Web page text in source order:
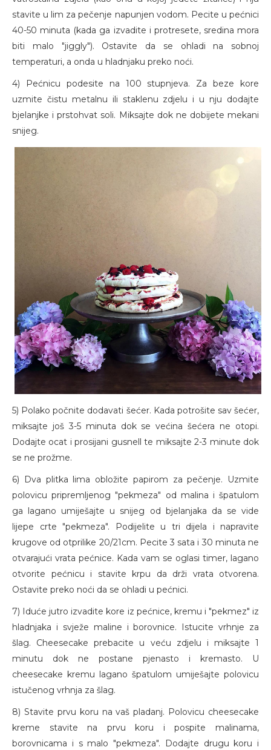
stavite u lim za pečenje napunjen vodom. Pecite u pećnici
40-50 minuta (kada ga izvadite i protresete, sredina mora
biti malo "jiggly"). Ostavite da se ohladi na sobnoj
temperaturi, a onda u hladnjaku preko noći.
4) Pećnicu podesite na 100 stupnjeva. Za beze kore
uzmite čistu metalnu ili staklenu zdjelu i u nju dodajte
bjelanjke i prstohvat soli. Miksajte dok ne dobijete mekani
snijeg.
5) Polako počnite dodavati šećer. Kada potrošite sav šećer,
miksajte još 3-5 minuta dok se većina šećera ne otopi.
Dodajte ocat i prosijani gusnell te miksajte 2-3 minute dok
se ne prožme.
6) Dva plitka lima obložite papirom za pečenje. Uzmite
polovicu pripremljenog "pekmeza" od malina i špatulom
ga lagano umiješajte u snijeg od bjelanjaka da se vide
lijepe crte "pekmeza". Podijelite u tri dijela i napravite
krugove od otprilike 20/21cm. Pecite 3 sata i 30 minuta ne
otvarajući vrata pećnice. Kada vam se oglasi timer, lagano
otvorite pećnicu i stavite krpu da drži vrata otvorena.
Ostavite preko noći da se ohladi u pećnici.
7) Iduće jutro izvadite kore iz pećnice, kremu i "pekmez" iz
hladnjaka i svježe maline i borovnice. Istucite vrhnje za
šlag. Cheesecake prebacite u veću zdjelu i miksajte 1
minutu dok ne postane pjenasto i kremasto. U
cheesecake kremu lagano špatulom umiješajte polovicu
istučenog vrhnja za šlag.
8) Stavite prvu koru na vaš pladanj. Polovicu cheesecake
kreme stavite na prvu koru i pospite malinama,
borovnicama i s malo "pekmeza". Dodajte drugu koru i